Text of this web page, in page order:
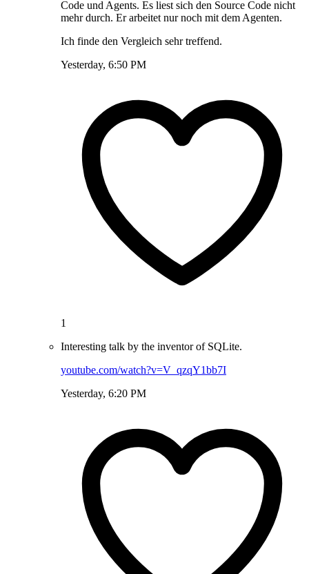
Code und Agents. Es liest sich den Source Code nicht
mehr durch. Er arbeitet nur noch mit dem Agenten.
Ich finde den Vergleich sehr treffend.
Yesterday, 6:50 PM
1
Interesting talk by the inventor of SQLite.
youtube.com/watch?v=V_qzqY1bb7I
Yesterday, 6:20 PM